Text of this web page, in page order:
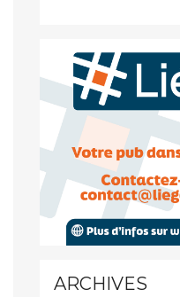
ARCHIVES